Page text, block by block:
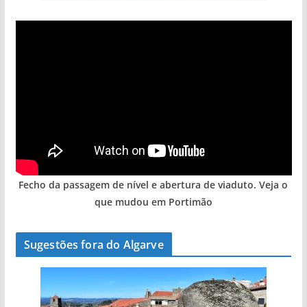
Fecho da passagem de nível e abertura de viaduto. Veja o
que mudou em Portimão
Sugestões fora do Algarve